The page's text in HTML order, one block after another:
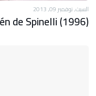
السبت, نوفمبر 09, 2013
de Spinelli (1996)